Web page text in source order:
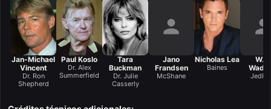
Jan-Michael
Vincent
Dr. Ron
Shepherd
Paul Koslo
Dr. Alex
Summerfield
Tara
Buckman
Dr. Julie
Casserly
Jano
Frandsen
McShane
Nicholas Lea
Baines
W.F.